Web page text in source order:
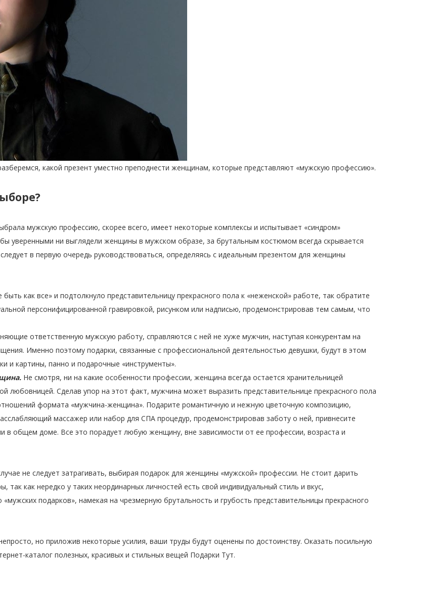
какой презент уместно преподнести женщинам, которые представляют «мужскую профессию».
мужскую профессию, скорее всего, имеет некоторые комплексы и испытывает «синдром»
уверенными ни выглядели женщины в мужском образе, за брутальным костюмом всегда скрывается
в первую очередь руководствоваться, определяясь с идеальным презентом для женщины
быть как все» и подтолкнуло представительницу прекрасного пола к «неженской» работе, так обратите
персонифицированной гравировкой, рисунком или надписью, продемонстрировав тем самым, что
ответственную мужскую работу, справляются с ней не хуже мужчин, наступая конкурентам на
Именно поэтому подарки, связанные с профессиональной деятельностью девушки, будут в этом
и картины, панно и подарочные «инструменты».
Не смотря, ни на какие особенности профессии, женщина всегда остается хранительницей
любовницей. Сделав упор на этот факт, мужчина может выразить представительнице прекрасного пола
формата «мужчина-женщина». Подарите романтичную и нежную цветочную композицию,
массажер или набор для СПА процедур, продемонстрировав заботу о ней, привнесите
в общем доме. Все это порадует любую женщину, вне зависимости от ее профессии, возраста и
не следует затрагивать, выбирая подарок для женщины «мужской» профессии. Не стоит дарить
как нередко у таких неординарных личностей есть свой индивидуальный стиль и вкус,
подарков», намекая на чрезмерную брутальность и грубость представительницы прекрасного
но приложив некоторые усилия, ваши труды будут оценены по достоинству. Оказать посильную
каталог полезных, красивых и стильных вещей Подарки Тут.